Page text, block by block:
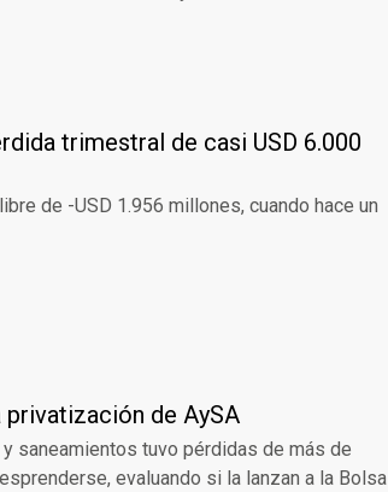
trimestral de casi USD 6.000
de -USD 1.956 millones, cuando hace un
de AySA
saneamientos tuvo pérdidas de más de
evaluando si la lanzan a la Bolsa